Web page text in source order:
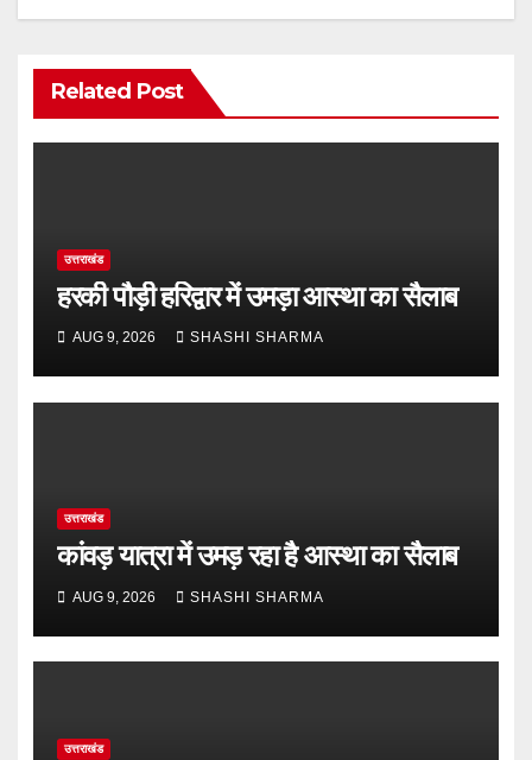
Related Post
उत्तराखंड
हरकी पौड़ी हरिद्वार में उमड़ा आस्था का सैलाब
AUG 9, 2026 SHASHI SHARMA
उत्तराखंड
कांवड़ यात्रा में उमड़ रहा है आस्था का सैलाब
AUG 9, 2026 SHASHI SHARMA
उत्तराखंड